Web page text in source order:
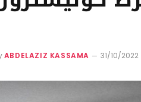
ABDELAZIZ KASSAMA 31/10/2022